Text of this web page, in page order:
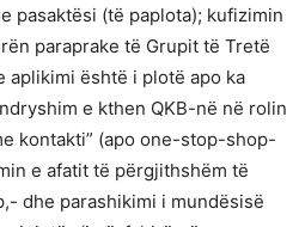
pasaktësi (të paplota); kufizimin
paraprake të Grupit të Tretë
aplikimi është i plotë apo ka
e kthen QKB-në në rolin
kontakti” (apo one-stop-shop-
e afatit të përgjithshëm të
dhe parashikimi i mundësisë